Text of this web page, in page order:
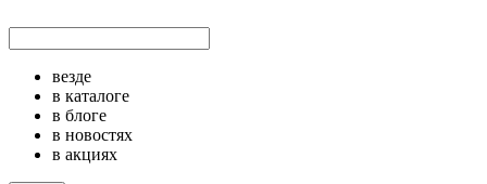
везде
в каталоге
в блоге
в новостях
в акциях